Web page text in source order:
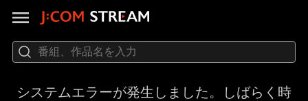
システムエラーが発生しました。しばらく時